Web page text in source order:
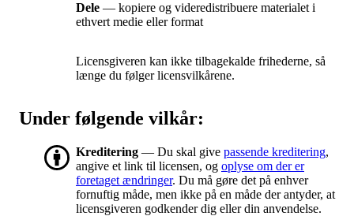
Dele — kopiere og videredistribuere materialet i
ethvert medie eller format
Licensgiveren kan ikke tilbagekalde frihederne, så
længe du følger licensvilkårene.
Under følgende vilkår:
Kreditering — Du skal give passende kreditering,
angive et link til licensen, og oplyse om der er
foretaget ændringer. Du må gøre det på enhver
fornuftig måde, men ikke på en måde der antyder, at
licensgiveren godkender dig eller din anvendelse.